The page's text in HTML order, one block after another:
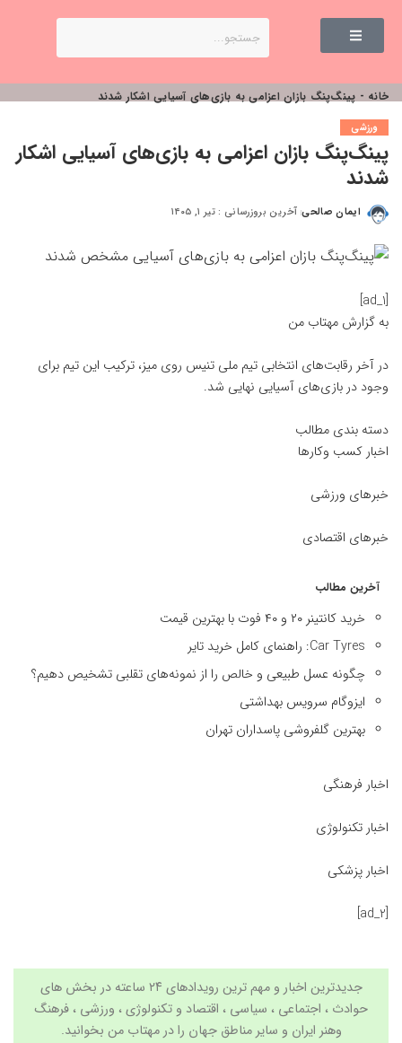
خانه - پینگ‌پنگ بازان اعزامی به بازی‌های آسیایی اشکار شدند
ورزشی
پینگ‌پنگ بازان اعزامی به بازی‌های آسیایی اشکار
شدند
ایمان صالحی آخرین بروزرسانی : تیر ۱, ۱۴۰۵
[ad_1]
به گزارش مهتاب من
در آخر رقابت‌های انتخابی تیم‌ ملی تنیس روی میز، ترکیب این تیم برای
وجود در بازی‌های آسیایی نهایی شد.
دسته بندی مطالب
اخبار کسب وکارها
خبرهای ورزشی
خبرهای اقتصادی
آخرین مطالب
خرید کانتینر ۲۰ و ۴۰ فوت با بهترین قیمت
Car Tyres: راهنمای کامل خرید تایر
چگونه عسل طبیعی و خالص را از نمونه‌های تقلبی تشخیص دهیم؟
ایزوگام سرویس بهداشتی
بهترین گلفروشی پاسداران تهران
اخبار فرهنگی
اخبار تکنولوژی
اخبار پزشکی
[ad_2]
جدیدترین اخبار و مهم ترین رویدادهای ۲۴ ساعته در بخش های
حوادث ، اجتماعی ، سیاسی ، اقتصاد و تکنولوژی، ورزشی ، فرهنگ
وهنر ایران و سایر مناطق جهان را درمهتاب من بخوانید.